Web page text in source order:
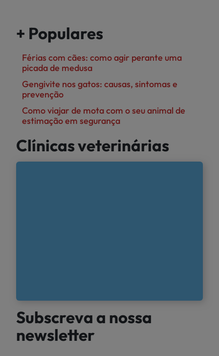
+ Populares
Férias com cães: como agir perante uma
picada de medusa
Gengivite nos gatos: causas, sintomas e
prevenção
Como viajar de mota com o seu animal de
estimação em segurança
Clínicas veterinárias
Subscreva a nossa
newsletter